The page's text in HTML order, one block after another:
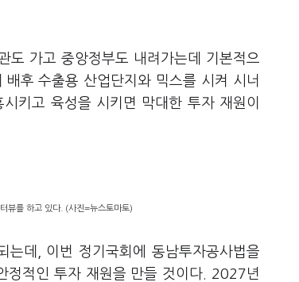
도 가고 중앙정부도 내려가는데 기본적으
후 수출용 산업단지와 믹스를 시켜 시너
키고 육성을 시키면 막대한 투자 재원이
뷰를 하고 있다. (사진=뉴스토마토)
데, 이번 정기국회에 동남투자공사법을
정적인 투자 재원을 만들 것이다. 2027년